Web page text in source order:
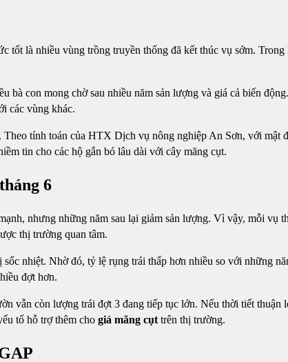
tốt là nhiều vùng trồng truyền thống đã kết thúc vụ sớm.
con mong chờ sau nhiều năm sản lượng và giá cả biến
các vùng khác.
tính toán của HTX Dịch vụ nông nghiệp An Sơn, với mật
tin cho các hộ gắn bó lâu dài với cây măng cụt.
6
nhưng những năm sau lại giảm sản lượng. Vì vậy, mỗi vụ
thị trường quan tâm.
nhiệt. Nhờ đó, tỷ lệ rụng trái thấp hơn nhiều so với những
đợt hơn.
vẫn còn lượng trái đợt 3 đang tiếp tục lớn. Nếu thời tiết thuận
tố hỗ trợ thêm cho giá măng cụt trên thị trường.